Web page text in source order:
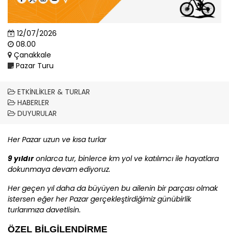
12/07/2026
08.00
Çanakkale
Pazar Turu
ETKINLIKLER & TURLAR
HABERLER
DUYURULAR
Her Pazar uzun ve kısa turlar
9 yıldıronlarca tur, binlerce km yol ve katılımcı ile hayatlara
dokunmaya devam ediyoruz.
Her geçen yıl daha da büyüyen bu ailenin bir parçası olmak
istersen eğer her Pazar gerçekleştirdiğimiz günübirlik
turlarımıza davetlisin.
ÖZEL BİLGİLENDİRME